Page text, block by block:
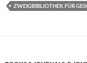
b
o
d
n
ZWEIGBIBLIOTHEK FÜR